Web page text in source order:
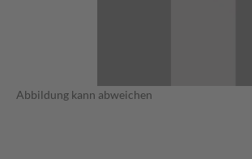
Abbildung kann abweichen